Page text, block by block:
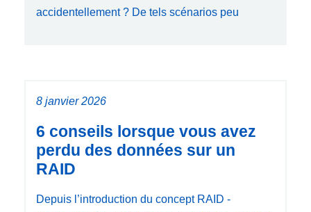
accidentellement ? De tels scénarios peu
8 janvier 2026
6 conseils lorsque vous avez
perdu des données sur un
RAID
Depuis l’introduction du concept RAID -